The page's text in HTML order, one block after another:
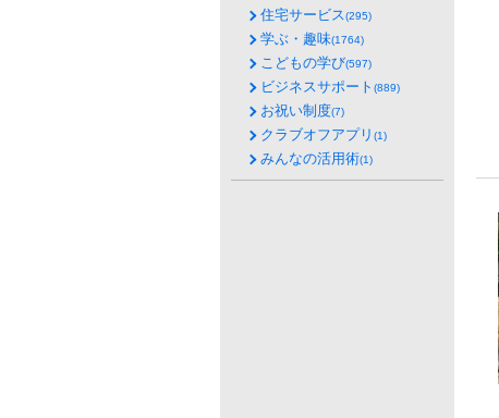
住宅サービス(295)
学ぶ・趣味(1764)
こどもの学び(597)
ビジネスサポート (889)
お祝い制度(7)
クラブオフアプリ (1)
みんなの活用術(1)